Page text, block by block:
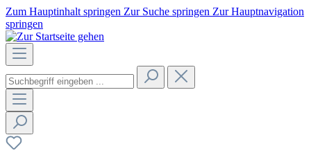
Zum Hauptinhalt springen Zur Suche springen Zur Hauptnavigation
springen